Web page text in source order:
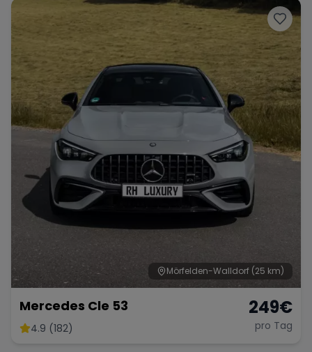
Mörfelden-Walldorf (25 km)
Mercedes Cle 53
4.9 (182)
249€
pro Tag